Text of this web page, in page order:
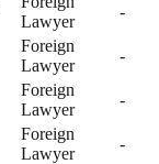
Lawyer
-
Foreign
Lawyer
-
Foreign
Lawyer
-
Foreign
Lawyer
-